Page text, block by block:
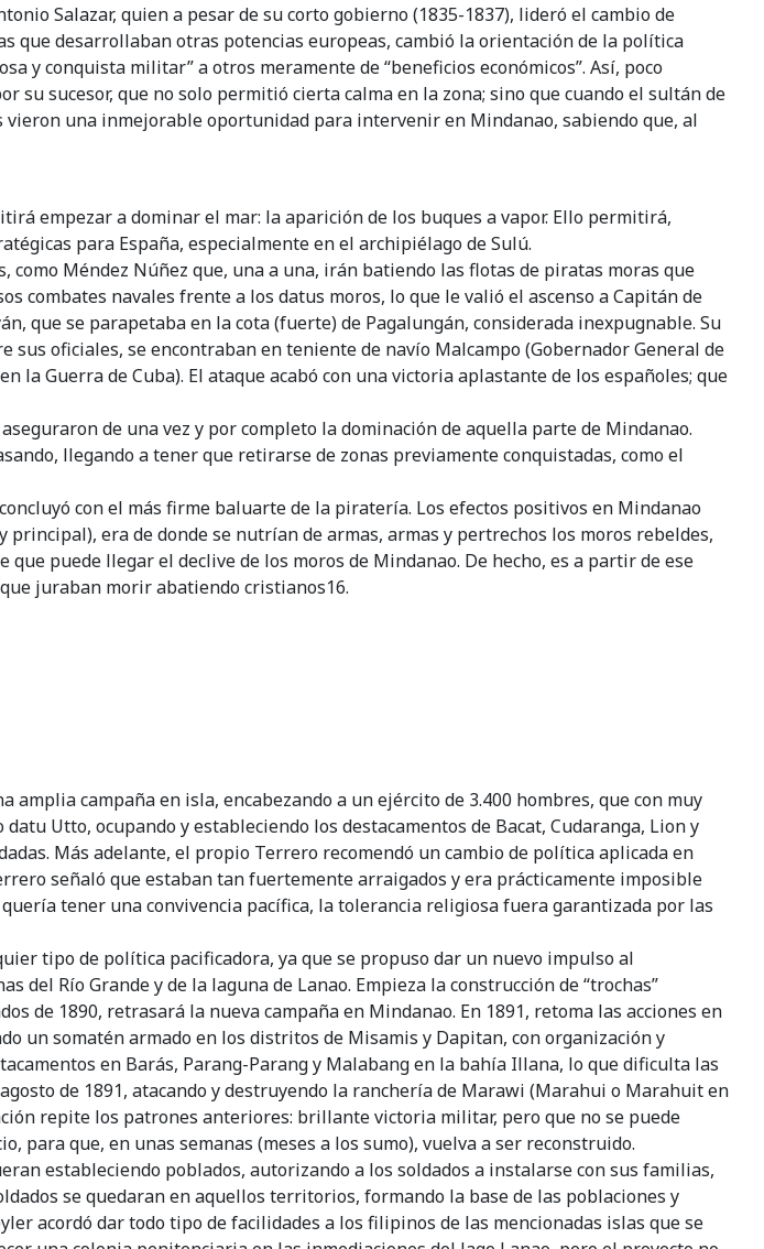
Salazar, quien a pesar de su corto gobierno (1835-1837), lideró el cambio de
que desarrollaban otras potencias europeas, cambió la orientación de la política
y conquista militar” a otros meramente de “beneficios económicos”. Así, poco
su sucesor, que no solo permitió cierta calma en la zona; sino que cuando el sultán de
una inmejorable oportunidad para intervenir en Mindanao, sabiendo que, al
empezar a dominar el mar: la aparición de los buques a vapor. Ello permitirá,
para España, especialmente en el archipiélago de Sulú.
como Méndez Núñez que, una a una, irán batiendo las flotas de piratas moras que
combates navales frente a los datus moros, lo que le valió el ascenso a Capitán de
que se parapetaba en la cota (fuerte) de Pagalungán, considerada inexpugnable. Su
oficiales, se encontraban en teniente de navío Malcampo (Gobernador General de
Guerra de Cuba). El ataque acabó con una victoria aplastante de los españoles; que
de una vez y por completo la dominación de aquella parte de Mindanao.
llegando a tener que retirarse de zonas previamente conquistadas, como el
con el más firme baluarte de la piratería. Los efectos positivos en Mindanao
era de donde se nutrían de armas, armas y pertrechos los moros rebeldes,
puede llegar el declive de los moros de Mindanao. De hecho, es a partir de ese
juraban morir abatiendo cristianos16.
campaña en isla, encabezando a un ejército de 3.400 hombres, que con muy
Utto, ocupando y estableciendo los destacamentos de Bacat, Cudaranga, Lion y
Más adelante, el propio Terrero recomendó un cambio de política aplicada en
señaló que estaban tan fuertemente arraigados y era prácticamente imposible
tener una convivencia pacífica, la tolerancia religiosa fuera garantizada por las
tipo de política pacificadora, ya que se propuso dar un nuevo impulso al
Río Grande y de la laguna de Lanao. Empieza la construcción de “trochas”
de 1890, retrasará la nueva campaña en Mindanao. En 1891, retoma las acciones en
un somatén armado en los distritos de Misamis y Dapitan, con organización y
en Barás, Parang-Parang y Malabang en la bahía Illana, lo que dificulta las
de 1891, atacando y destruyendo la ranchería de Marawi (Marahui o Marahuit en
repite los patrones anteriores: brillante victoria militar, pero que no se puede
que, en unas semanas (meses a los sumo), vuelva a ser reconstruido.
estableciendo poblados, autorizando a los soldados a instalarse con sus familias,
se quedaran en aquellos territorios, formando la base de las poblaciones y
acordó dar todo tipo de facilidades a los filipinos de las mencionadas islas que se